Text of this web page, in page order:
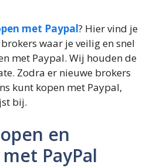
met Paypal? Hier vind je
waar je veilig en snel
met Paypal. Wij houden de
Zodra er nieuwe brokers
kunt kopen met Paypal,
bij.
en
PayPal